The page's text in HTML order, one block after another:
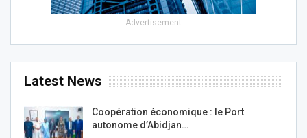
- Advertisement -
Latest News
Coopération économique : le Port
autonome d’Abidjan…